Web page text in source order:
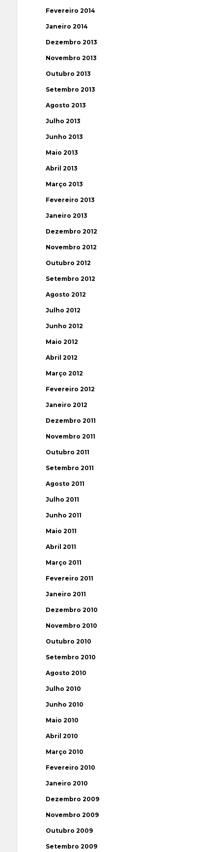
Fevereiro 2014
Janeiro 2014
Dezembro 2013
Novembro 2013
Outubro 2013
Setembro 2013
Agosto 2013
Julho 2013
Junho 2013
Maio 2013
Abril 2013
Março 2013
Fevereiro 2013
Janeiro 2013
Dezembro 2012
Novembro 2012
Outubro 2012
Setembro 2012
Agosto 2012
Julho 2012
Junho 2012
Maio 2012
Abril 2012
Março 2012
Fevereiro 2012
Janeiro 2012
Dezembro 2011
Novembro 2011
Outubro 2011
Setembro 2011
Agosto 2011
Julho 2011
Junho 2011
Maio 2011
Abril 2011
Março 2011
Fevereiro 2011
Janeiro 2011
Dezembro 2010
Novembro 2010
Outubro 2010
Setembro 2010
Agosto 2010
Julho 2010
Junho 2010
Maio 2010
Abril 2010
Março 2010
Fevereiro 2010
Janeiro 2010
Dezembro 2009
Novembro 2009
Outubro 2009
Setembro 2009